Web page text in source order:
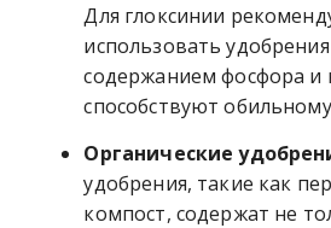
Для глоксинии
использовать
содержанием фосфора и
способствуют
Органические
удобрения, такие как
компост, содержат не